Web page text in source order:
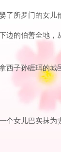
了所罗门的女儿
边的伯善全地
西子孙睚珥的
个女儿巴实抹为